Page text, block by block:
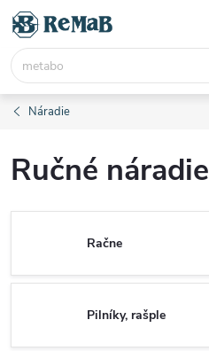
Prejsť
obsah
Náradie
Ručné náradie
Račne
Pilníky, rašple